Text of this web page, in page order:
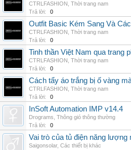
CTRLFASHION Thời trang nam
Trả lời:
0
Outfit Basic Kém Sang Và
CTRLFASHION Thời trang nam
Trả lời:
0
Tinh thần Việt Nam qua trang
CTRLFASHION Thời trang nam
Trả lời:
0
Cách tẩy áo trắng bị ố vàng
CTRLFASHION Thời trang nam
Trả lời:
0
InSoft Automation IMP v14.4
Drograms Thông gió thông thường
Trả lời:
0
Vai trò của tủ điện năng
Saigonsolar, Các thiết bị khác